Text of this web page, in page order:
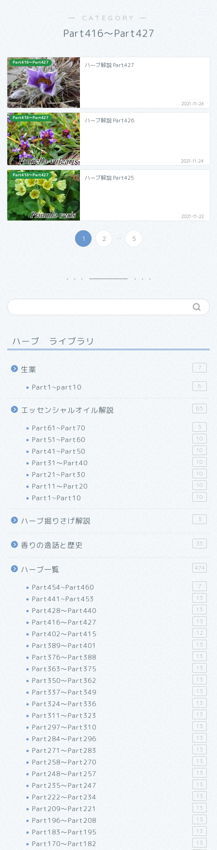
― CATEGORY ―
Part416～Part427
Part416～Part427 ハーブ解説 Part427
2021-11-26
Part416～Part427 ハーブ解説 Part426
2021-11-24
Part416～Part427 ハーブ解説 Part425
2021-11-22
1 2 ... 5
ハーブ ライブラリ
生薬 7
Part1~part10 6
エッセンシャルオイル解説 65
Part61~Part70 5
Part51~Part60 10
Part41~Part50 10
Part31～Part40 10
Part21~Part30 10
Part11～Part20 10
Part1~Part10 10
ハーブ掘りさげ解説 3
香りの逸話と歴史 35
ハーブ一覧 474
Part454~Part460 7
Part441~Part453 13
Part428～Part440 13
Part416～Part427 13
Part402～Part415 12
Part389～Part401 13
Part376～Part388 13
Part363～Part375 13
Part350～Part362 13
Part337～Part349 13
Part324～Part336 13
Part311～Part323 13
Part297～Part310 13
Part284～Part296 13
Part271～Part283 13
Part258～Part270 13
Part248～Part257 13
Part235～Part247 13
Part222～Part234 13
Part209～Part221 13
Part196～Part208 13
Part183～Part195 13
Part170～Part182 13